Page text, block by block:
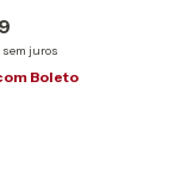
sem juros
Boleto